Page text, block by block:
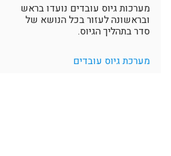
מערכות גיוס עובדים נועדו בראש
ובראשונה לעזור בכל הנושא של
סדר בתהליך הגיוס.
מערכת גיוס עובדים